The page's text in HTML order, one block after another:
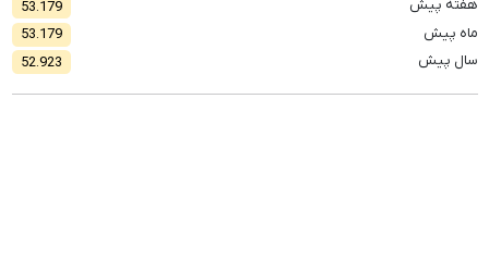
هفته پیش
53.179
ماه پیش
53.179
سال پیش
52.923